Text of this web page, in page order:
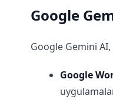
Google
Google Gemini
Google